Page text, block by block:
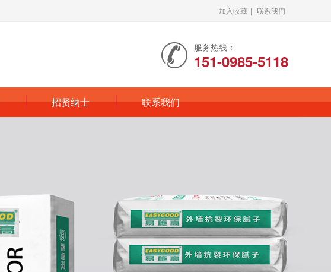
加入收藏 | 联系我们
服务热线：
151-0985-5118
招贤纳士 联系我们